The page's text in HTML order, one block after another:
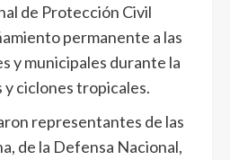
de Protección Civil
permanente a las
y municipales durante la
ciclones tropicales.
representantes de las
de la Defensa Nacional,